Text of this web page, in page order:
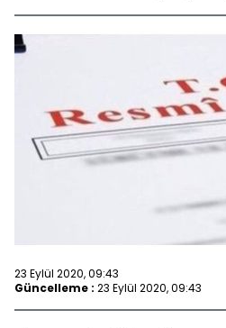
23 Eylül 2020, 09:43
Güncelleme : 23 Eylül 2020, 09:43